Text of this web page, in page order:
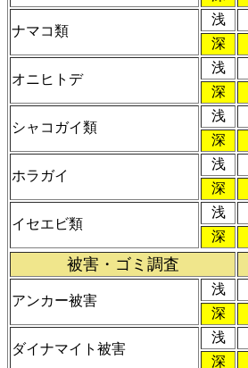
ナマコ類
浅
深
オニヒトデ
浅
深
シャコガイ類
浅
深
ホラガイ
浅
深
イセエビ類
浅
深
被害・ゴミ調査
アンカー被害
浅
深
ダイナマイト被害
浅
深